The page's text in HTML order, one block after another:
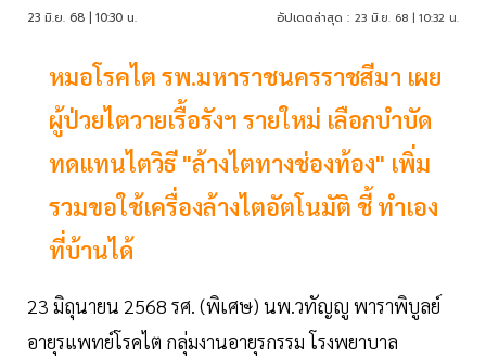
23 มิ.ย. 68 | 10:30 น. อัปเดตล่าสุด : 23 มิ.ย. 68 | 10:32 น.
หมอโรคไต รพ.มหาราชนครราชสีมา เผย
ผู้ป่วยไตวายเรื้อรังฯ รายใหม่ เลือกบำบัด
ทดแทนไตวิธี "ล้างไตทางช่องท้อง" เพิ่ม
รวมขอใช้เครื่องล้างไตอัตโนมัติ ชี้ ทำเอง
ที่บ้านได้
23 มิถุนายน 2568 รศ. (พิเศษ) นพ.วทัญญู พาราพิบูลย์
อายุรแพทย์โรคไต กลุ่มงานอายุรกรรม โรงพยาบาล